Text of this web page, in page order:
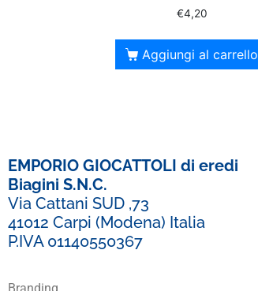
€4,20
Aggiungi al carrello
EMPORIO GIOCATTOLI di eredi
Biagini S.N.C.
Via Cattani SUD ,73
41012 Carpi (Modena) Italia
P.IVA 01140550367